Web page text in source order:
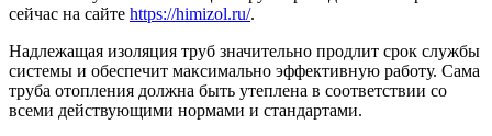
сейчас на сайте https://himizol.ru/.
Надлежащая изоляция труб значительно продлит срок службы
системы и обеспечит максимально эффективную работу. Сама
труба отопления должна быть утеплена в соответствии со
всеми действующими нормами и стандартами.